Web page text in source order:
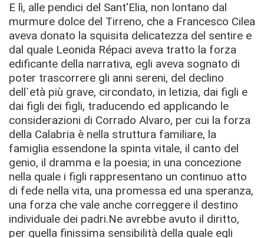
E lì, alle pendici del Sant'Elia, non lontano dal
murmure dolce del Tirreno, che a Francesco Cilea
aveva donato la squisita delicatezza del sentire e
dal quale Leonida Répaci aveva tratto la forza
ediﬁcante della narrativa, egli aveva sognato di
poter trascorrere gli anni sereni, del declino
dell`età più grave, circondato, in letizia, dai figli e
dai figli dei ﬁgli, traducendo ed applicando le
considerazioni di Corrado Alvaro, per cui la forza
della Calabria è nella struttura familiare, la
famiglia essendone la spinta vitale, il canto del
genio, il dramma e la poesia; in una concezione
nella quale i ﬁgli rappresentano un continuo atto
di fede nella vita, una promessa ed una speranza,
una forza che vale anche correggere il destino
individuale dei padri.Ne avrebbe avuto il diritto,
per quella finissima sensibilità della quale egli